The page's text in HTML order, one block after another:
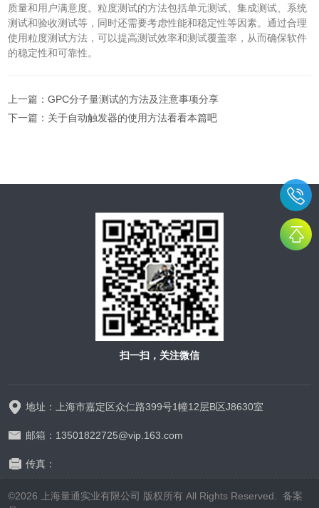
质量和用户满意度。粒度测试的方法包括单元测试、集成测试、系统
测试和验收测试等，同时还需要考虑性能和稳定性等因素。通过合理
使用粒度测试方法，可以提高测试效率和测试覆盖率，从而确保软件
的稳定性和可靠性。
上一篇：GPC分子量测试的方法及注意事项分享
下一篇： 关于自动触发器的使用方法看看本篇吧
扫一扫，关注微信
地址：上海市嘉定区众仁路399号1幢12层B区J8630室
邮箱：13501822725@vip.163.com
传真：
©2026 上海量通实业有限公司 版权所有 All Rights Reserved. 备案